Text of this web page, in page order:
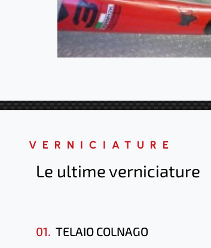
VERNICIATURE
Le ultime verniciature
01. TELAIO COLNAGO